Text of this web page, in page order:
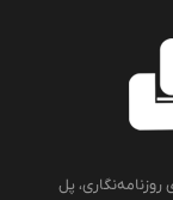
پل